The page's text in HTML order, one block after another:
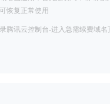
恢复正常使用
腾讯云控制台-进入急需续费域名